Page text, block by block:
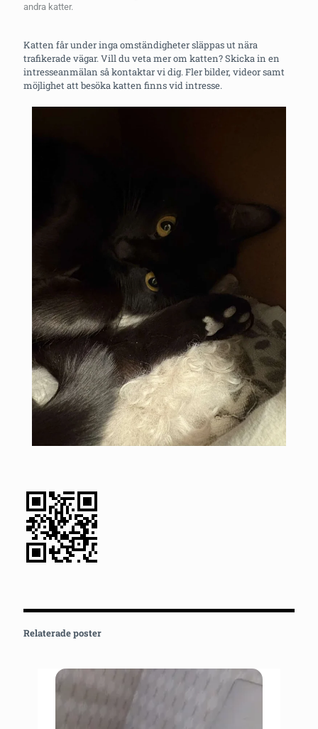
andra katter.
Katten får under inga omständigheter släppas ut nära
trafikerade vägar. Vill du veta mer om katten? Skicka in en
intresseanmälan så kontaktar vi dig. Fler bilder, videor samt
möjlighet att besöka katten finns vid intresse.
Relaterade poster